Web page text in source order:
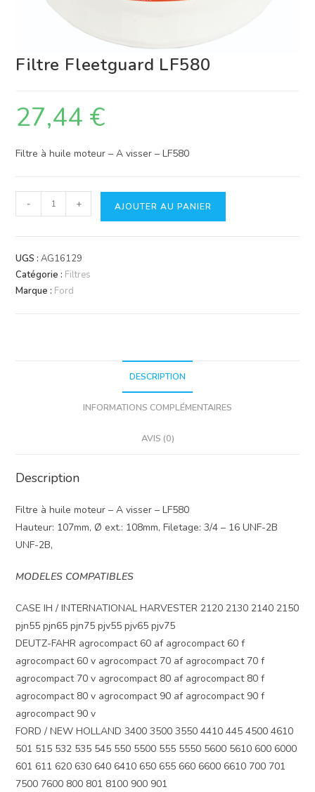
Filtre Fleetguard LF580
27,44 €
Filtre à huile moteur – A visser – LF580
quantité
de
Fleetguard
LF580
- + AJOUTER AU PANIER
UGS :AG16129
Catégorie : Filtres
Marque : Ford
DESCRIPTION
INFORMATIONS COMPLÉMENTAIRES
AVIS (0)
Description
Filtre à huile moteur – A visser – LF580
Hauteur: 107mm, Ø ext.: 108mm, Filetage: 3/4 – 16 UNF-2B
UNF-2B,
MODELES COMPATIBLES
CASE IH / INTERNATIONAL HARVESTER 2120 2130 2140 2150
pjn55 pjn65 pjn75 pjv55 pjv65 pjv75
DEUTZ-FAHR agrocompact 60 af agrocompact 60 f
agrocompact 60 v agrocompact 70 af agrocompact 70 f
agrocompact 70 v agrocompact 80 af agrocompact 80 f
agrocompact 80 v agrocompact 90 af agrocompact 90 f
agrocompact 90 v
FORD / NEW HOLLAND 3400 3500 3550 4410 445 4500 4610
501 515 532 535 545 550 5500 555 5550 5600 5610 600 6000
601 611 620 630 640 6410 650 655 660 6600 6610 700 701
7500 7600 800 801 8100 900 901